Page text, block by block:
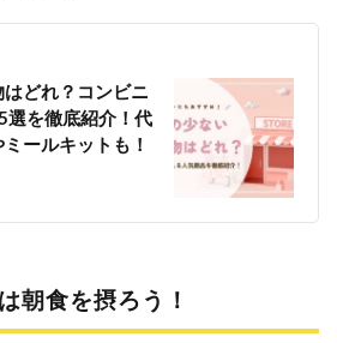
どれ？コンビニ
選を徹底紹介！代
ールキットも！
朝食を摂ろう！